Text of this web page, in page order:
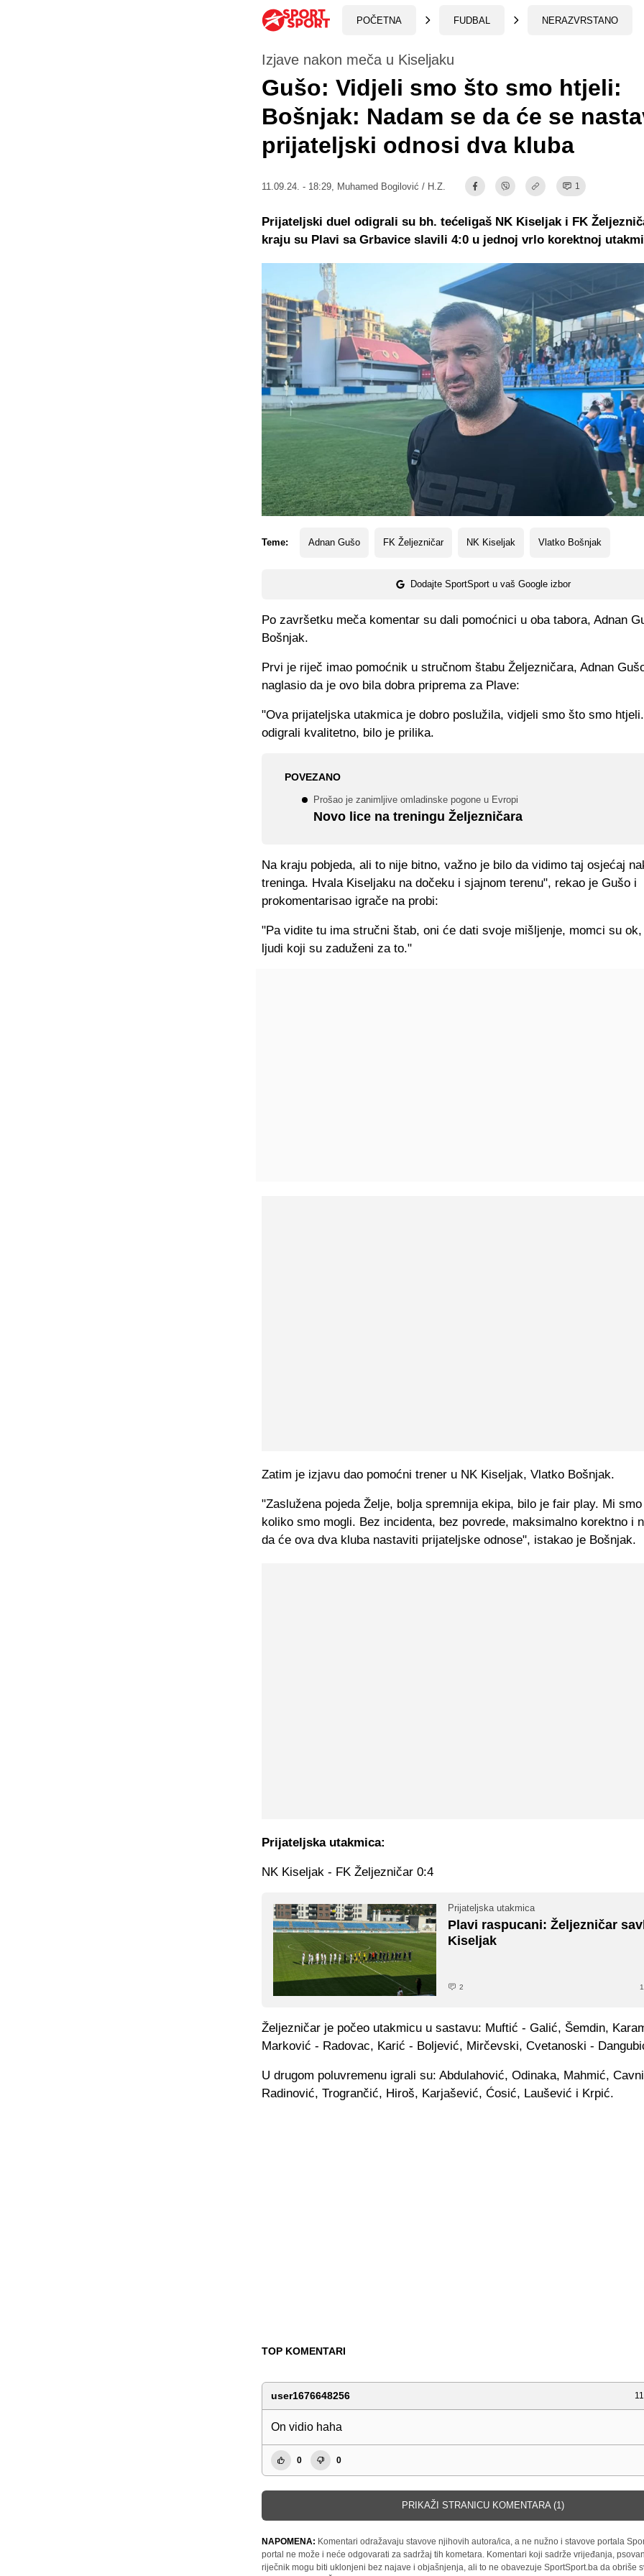
POČETNA FUDBAL NERAZVRSTANO
Izjave nakon meča u Kiseljaku
Gušo: Vidjeli smo što smo htjeli:
Bošnjak: Nadam se da će se
prijateljski odnosi dva kluba
11.09.24. - 18:29, Muhamed Bogilović / H.Z. 1
Teme: Adnan Gušo FK Željezničar NK Kiseljak Vlatko Bošnjak
Dodajte SportSport u vaš Google izbor
Prijateljski duel odigrali su bh. tećeligaš NK Kiseljak i FK
kraju su Plavi sa Grbavice slavili 4:0 u jednoj vrlo korektnoj
Po završetku meča komentar su dali pomoćnici u oba tabora, Adnan
Bošnjak.
Prvi je riječ imao pomoćnik u stručnom štabu Željezničara, Adnan
naglasio da je ovo bila dobra priprema za Plave:
"Ova prijateljska utakmica je dobro poslužila, vidjeli smo što smo
odigrali kvalitetno, bilo je prilika.
POVEZANO
Prošao je zanimljive omladinske pogone u Evropi
Novo lice na treningu Željezničara
Na kraju pobjeda, ali to nije bitno, važno je bilo da vidimo taj osjećaj
treninga. Hvala Kiseljaku na dočeku i sjajnom terenu", rekao je Gušo i
prokomentarisao igrače na probi:
"Pa vidite tu ima stručni štab, oni će dati svoje mišljenje, momci su
ljudi koji su zaduženi za to."
Zatim je izjavu dao pomoćni trener u NK Kiseljak, Vlatko Bošnjak.
"Zaslužena pojeda Želje, bolja spremnija ekipa, bilo je fair play. Mi
koliko smo mogli. Bez incidenta, bez povrede, maksimalno korektno i
da će ova dva kluba nastaviti prijateljske odnose", istakao je Bošnjak.
Prijateljska utakmica:
NK Kiseljak - FK Željezničar 0:4
Prijateljska utakmica
Plavi raspucani: Željezničar
Kiseljak
2
Željezničar je počeo utakmicu u sastavu: Muftić - Galić, Šemdin,
Marković - Radovac, Karić - Boljević, Mirčevski, Cvetanoski -
U drugom poluvremenu igrali su: Abdulahović, Odinaka, Mahmić,
Radinović, Trogrančić, Hiroš, Karjašević, Ćosić, Laušević i Krpić.
TOP KOMENTARI
user1676648256
On vidio haha
0 0
PRIKAŽI STRANICU KOMENTARA (1)
NAPOMENA: Komentari odražavaju stavove njihovih autora/ica, a ne nužno i stavove portala
portal ne može i neće odgovarati za sadržaj tih kometara. Komentari koji sadrže vrijeđanja,
riječnik mogu biti uklonjeni bez najave i objašnjenja, ali to ne obavezuje SportSport.ba da obriše